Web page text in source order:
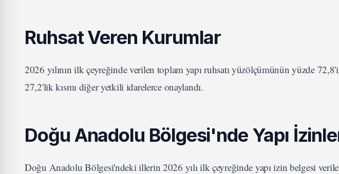
Ruhsat Veren Kurumlar
2026 yılının ilk çeyreğinde verilen toplam yapı ruhsatı yüzölçümünün yüzde
27,2'lik kısmı diğer yetkili idarelerce onaylandı.
Doğu Anadolu Bölgesi'nde Yapı
Doğu Anadolu Bölgesi'ndeki illerin 2026 yılı ilk çeyreğinde yapı izin belgesi